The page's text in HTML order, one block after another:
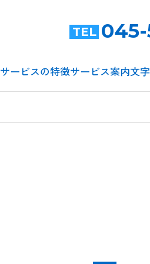
TEL
サービスの特徴サービス案内文